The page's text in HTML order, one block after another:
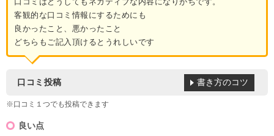
客観的な口コミ情報にするためにも
良かったこと、悪かったこと
どちらもご記入頂けるとうれしいです
口コミ投稿
※口コミ１つでも投稿できます
書き方のコツ
良い点